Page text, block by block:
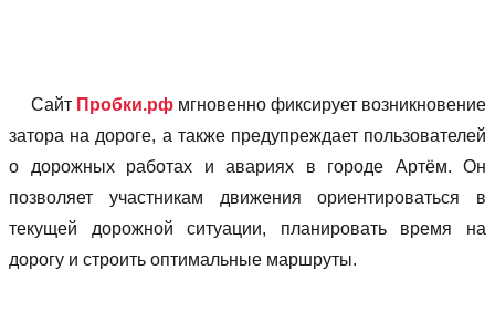
Сайт Пробки.рф мгновенно фиксирует возникновение
затора на дороге, а также предупреждает пользователей
о дорожных работах и авариях в городе Артём. Он
позволяет учаcтникам движения ориентироваться в
текущей дорожной ситуации, планировать время на
дорогу и строить оптимальные маршруты.